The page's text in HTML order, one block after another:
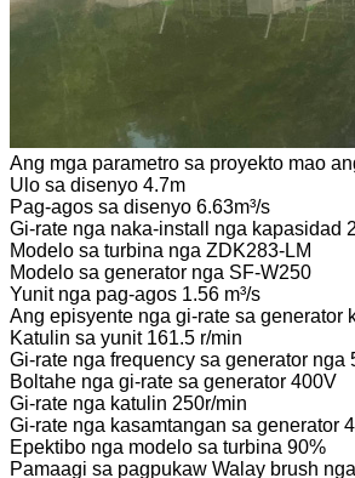
Ang mga parametro sa proyekto mao
Ulo sa disenyo 4.7m
Pag-agos sa disenyo 6.63m³/s
Gi-rate nga naka-install nga kapasidad
Modelo sa turbina nga ZDK283-LM
Modelo sa generator nga SF-W250
Yunit nga pag-agos 1.56 m³/s
Ang episyente nga gi-rate sa generator
Katulin sa yunit 161.5 r/min
Gi-rate nga frequency sa generator nga
Boltahe nga gi-rate sa generator 400V
Gi-rate nga katulin 250r/min
Gi-rate nga kasamtangan sa generator
Epektibo nga modelo sa turbina 90%
Pamaagi sa pagpukaw Walay brush